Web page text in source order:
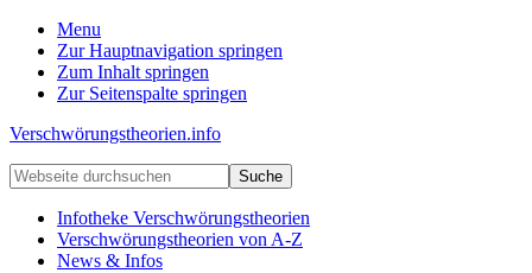
Menu
Zur Hauptnavigation springen
Zum Inhalt springen
Zur Seitenspalte springen
Verschwörungstheorien.info
Beiträge
zu
Merkmalen,
Funktionen
Webseite
durchsuchen
Infotheke Verschwörungstheorien
Verschwörungstheorien von A-Z
News & Infos